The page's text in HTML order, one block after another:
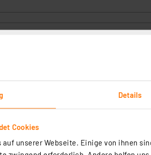
Details
Cookies
auf unserer Webseite. Einige von ihnen
und Luftfeuchtigkeitssensor
erfasst und können in der Homematic IP App